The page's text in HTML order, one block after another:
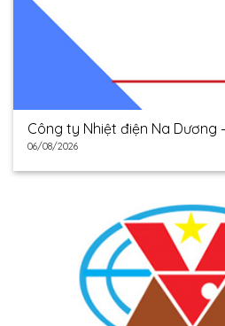
Công ty Nhiệt điện Na Dương
06/08/2026